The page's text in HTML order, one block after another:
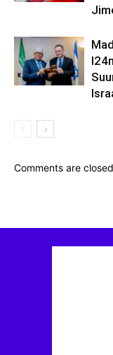
Comments are